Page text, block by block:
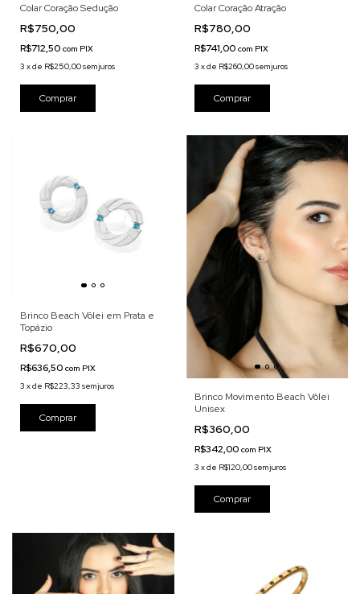
Colar Coração Sedução
R$750,00
R$712,50 com PIX
3 xde R$250,00sem juros
Colar Coração Atração
R$780,00
R$741,00 com PIX
3 xde R$260,00sem juros
Brinco Beach Vôlei em Prata e
Topázio
R$670,00
R$636,50 com PIX
3 xde R$223,33 sem juros
Brinco Movimento Beach Vôlei
Unisex
R$360,00
R$342,00 com PIX
3 xde R$120,00sem juros
Comprar